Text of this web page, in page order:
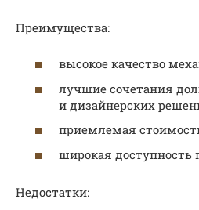
Преимущества:
высокое качество
лучшие сочетания
и дизайнерских
приемлемая
широкая доступность
Недостатки: